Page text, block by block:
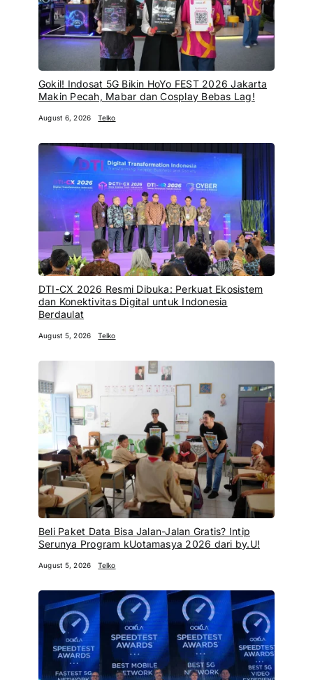
Gokil! Indosat 5G Bikin HoYo FEST 2026 Jakarta
Makin Pecah, Mabar dan Cosplay Bebas Lag!
August 6, 2026 Telko
DTI-CX 2026 Resmi Dibuka: Perkuat Ekosistem
dan Konektivitas Digital untuk Indonesia
Berdaulat
August 5, 2026 Telko
Beli Paket Data Bisa Jalan-Jalan Gratis? Intip
Serunya Program kUotamasya 2026 dari by.U!
August 5, 2026 Telko